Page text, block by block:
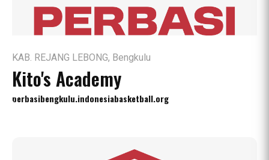
KAB. REJANG LEBONG, Bengkulu
Kito's Academy
perbasibengkulu.indonesiabasketball.org